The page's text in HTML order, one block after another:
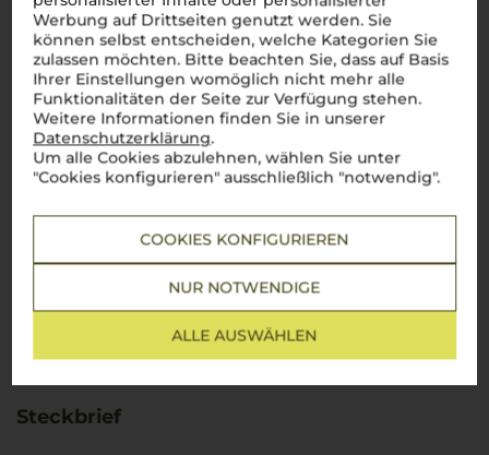
Werbung auf Drittseiten genutzt werden. Sie
können selbst entscheiden, welche Kategorien Sie
zulassen möchten. Bitte beachten Sie, dass auf Basis
Ihrer Einstellungen womöglich nicht mehr alle
Funktionalitäten der Seite zur Verfügung stehen.
Weitere Informationen finden Sie in unserer
Datenschutzerklärung.
Um alle Cookies abzulehnen, wählen Sie unter
"Cookies konfigurieren" ausschließlich "notwendig".
COOKIES KONFIGURIEREN
NUR NOTWENDIGE
ALLE AUSWÄHLEN
Steckbrief